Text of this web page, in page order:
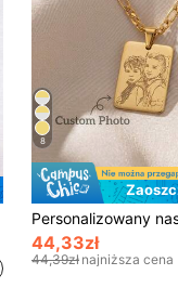
8
44,33zł
44,39zł najniższa cena